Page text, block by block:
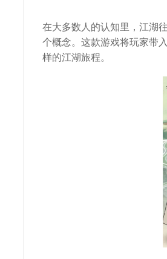
在大多数人的认知里，江湖
个概念。这款游戏将玩家带
样的江湖旅程。